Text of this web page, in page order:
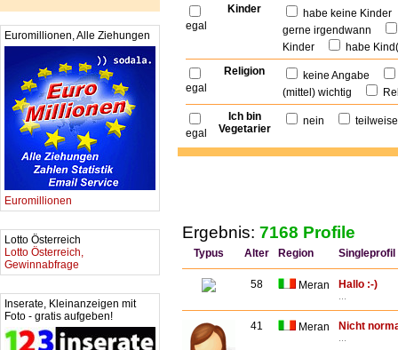
Euromillionen, Alle Ziehungen
Euromillionen
Lotto Österreich
Lotto Österreich,
Gewinnabfrage
Inserate, Kleinanzeigen mit
Foto - gratis aufgeben!
egal
Kinder
habe keine
gerne irgendwann
Kinder
habe
egal
Religion
keine Angabe
(mittel) wichtig
egal
Ich bin
Vegetarier
nein
Ergebnis: 7168 Profile
Typus Alter Region Singleprofil
58 Meran Hallo :-)
41 Meran Nicht